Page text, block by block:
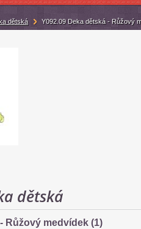
dětská
Růžový medvídek (1)
dětská Y092.09 Deka dětská - Růžový